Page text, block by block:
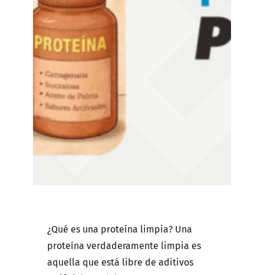
¿Qué es una proteína limpia? Una
proteína verdaderamente limpia es
aquella que está libre de aditivos